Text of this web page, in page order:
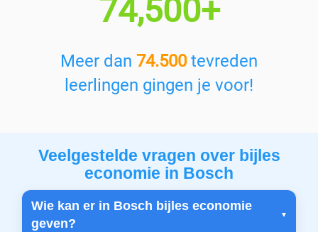
74,500+
Meer dan 74.500tevreden
leerlingen gingen je voor!
Veelgestelde vragen over bijles
economie in Bosch
Wie kan er in Bosch bijles economie
geven?